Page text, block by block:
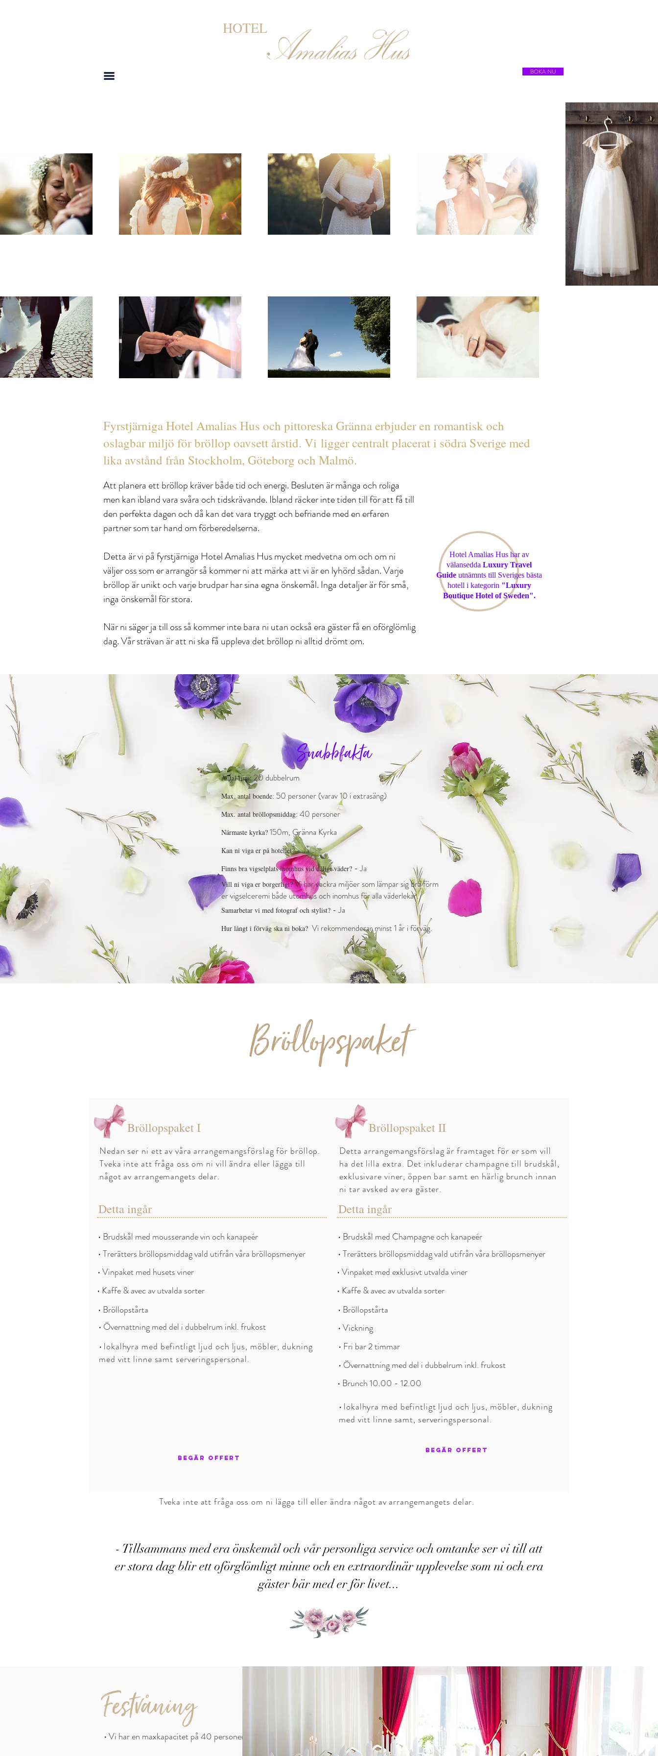
HOTEL
BOKA NU
Fyrstjärniga Hotel Amalias Hus och pittoreska Gränna erbjuder en romantisk och
oslagbar miljö för bröllop oavsett årstid. Vi ligger centralt placerat i södra Sverige med
lika avstånd från Stockholm, Göteborg och Malmö.
Att planera ett bröllop kräver både tid och energi. Besluten är många och roliga
men kan ibland vara svåra och tidskrävande. Ibland räcker inte tiden till för att få till
den perfekta dagen och då kan det vara tryggt och befriande med en erfaren
partner som tar hand om förberedelserna.
Detta är vi på fyrstjärniga Hotel Amalias Hus mycket medvetna om och om ni
väljer oss som er arrangör så kommer ni att märka att vi är en lyhörd sådan. Varje
bröllop är unikt och varje brudpar har sina egna önskemål. Inga detaljer är för små,
inga önskemål för stora.
När ni säger ja till oss så kommer inte bara ni utan också era gäster få en oförglömlig
dag. Vår strävan är att ni ska få uppleva det bröllop ni alltid drömt om.
Hotel Amalias Hus har av
välansedda Luxury Travel
Guide utnämnts till Sveriges bästa
hotell i kategorin "Luxury
Boutique Hotel of Sweden".
Snabbfakta
Antal rum:20 dubbelrum
Max. antal boende: 50 personer (varav 10 i extrasäng)
Max. antal bröllopsmiddag: 40 personer
Närmaste kyrka? 150m, Gränna Kyrka
Kan ni viga er på hotellet?- Ja
Finns bra vigselplats inomhus vid dåligt väder? - Ja
Vill ni viga er borgerligt?Vi har vackra miljöer som lämpar sig bra förm
er vigselceremi både utomhus och inomhus för alla väderlekar.
Samarbetar vi med fotograf och stylist? - Ja
Hur långt i förväg ska ni boka? Vi rekommenderar minst 1 år i förväg.
Bröllopspaket
Bröllopspaket I
Nedan ser ni ett av våra arrangemangsförslag för bröllop.
Tveka inte att fråga oss om ni vill ändra eller lägga till
något av arrangemangets delar.
Detta ingår
• Brudskål med mousserande vin och kanapeér
• Trerätters bröllopsmiddag vald utifrån våra bröllopsmenyer
• Vinpaket med husets viner
• Kaffe & avec av utvalda sorter
• Bröllopstårta
• Övernattning med del i dubbelrum inkl. frukost
• lokalhyra med befintligt ljud och ljus, möbler, dukning
med vitt linne samt serveringspersonal.
BEGÄR OFFERT
Bröllopspaket II
Detta arrangemangsförslag är framtaget för er som vill
ha det lilla extra. Det inkluderar champagne till brudskål,
exklusivare viner, öppen bar samt en härlig brunch innan
ni tar avsked av era gäster.
Detta ingår
• Brudskål med Champagne och kanapeér
• Trerätters bröllopsmiddag vald utifrån våra bröllopsmenyer
• Vinpaket med exklusivt utvalda viner
• Kaffe & avec av utvalda sorter
• Bröllopstårta
•Vickning
• Fri bar 2 timmar
• Övernattning med del i dubbelrum inkl. frukost
• Brunch 10.00 - 12.00
• lokalhyra med befintligt ljud och ljus, möbler, dukning
med vitt linne samt, serveringspersonal.
BEGÄR OFFERT
Tveka inte att fråga oss om ni lägga till eller ändra något av arrangemangets delar.
- Tillsammans med era önskemål och vår personliga service och omtanke ser vi till att
er stora dag blir ett oförglömligt minne och en extraordinär upplevelse som ni och era
gäster bär med er för livet...
Festvåning
• Vi har en maxkapacitet på 40 personer